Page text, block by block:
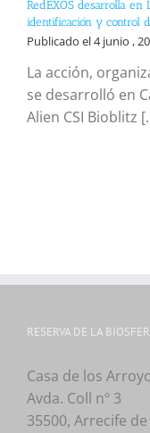
RedEXOS desarrolla
identificación y control
Publicado el 4 junio ,
La acción,
se desarrolló en
Alien CSI Bioblitz
RESERVA DE LA
Casa de los
Avda. Coll nº 3
35500, Arrecife